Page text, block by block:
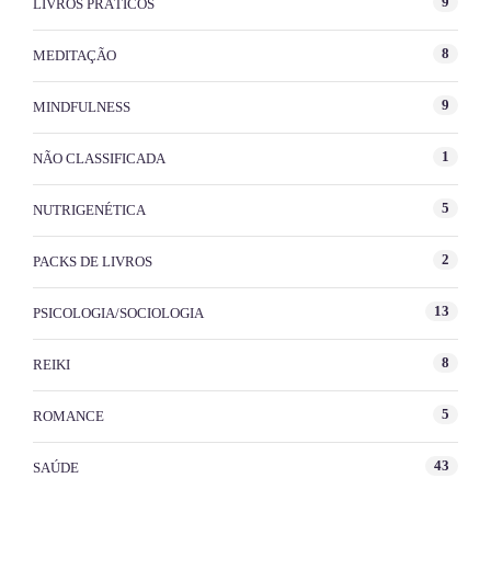
LIVROS PRÁTICOS
MEDITAÇÃO 8
MINDFULNESS 9
NÃO CLASSIFICADA 1
NUTRIGENÉTICA 5
PACKS DE LIVROS 2
PSICOLOGIA/SOCIOLOGIA 13
REIKI 8
ROMANCE 5
SAÚDE 43